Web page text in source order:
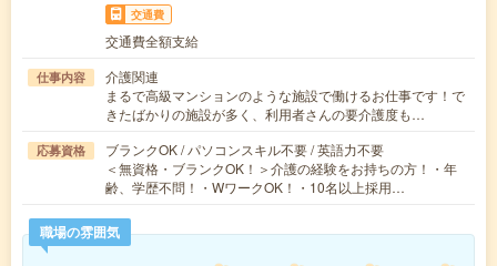
交通費
交通費全額支給
仕事内容
介護関連
まるで高級マンションのような施設で働けるお仕事です！で
きたばかりの施設が多く、利用者さんの要介護度も…
応募資格
ブランクOK / パソコンスキル不要 / 英語力不要
＜無資格・ブランクOK！＞介護の経験をお持ちの方！・年
齢、学歴不問！・WワークOK！・10名以上採用…
職場の雰囲気